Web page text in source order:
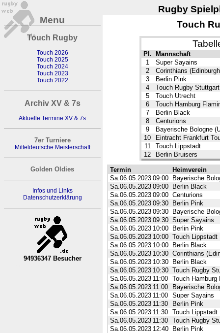
Rugby
Menu
Touch Rugby
Touch 2026
Touch 2025
Touch 2024
Touch 2023
Touch 2022
Archiv XV & 7s
Aktuelle Termine XV & 7s
7er Turniere
Mitteldeutsche Meisterschaft
Golden Oldies
Infos und Links
Datenschutzerklärung
94936347 Besucher
Touch
Pl.
Mannschaft
1
Super Sayains
2
Corinthians
3
Berlin Pink
4
Touch Rugby Stuttgart
5
Touch Utrecht
6
Touch Hamburg
7
Berlin Black
8
Centurions
9
Bayerische Bologne
10
Eintracht Frankfurt
11
Touch Lippstadt
12
Berlin Bruisers
Termin
Heimverein
Sa.06.05.2023 09:00
Bayerische
Sa.06.05.2023 09:00
Berlin Black
Sa.06.05.2023 09:00 Centurions
Sa.06.05.2023 09:30
Berlin Pink
Sa.06.05.2023 09:30
Bayerische
Sa.06.05.2023 09:30 Super Sayains
Sa.06.05.2023 10:00
Berlin Pink
Sa.06.05.2023 10:00 Touch Lippstadt
Sa.06.05.2023 10:00
Berlin Black
Sa.06.05.2023 10:30 Corinthians
Sa.06.05.2023 10:30
Berlin Black
Sa.06.05.2023 10:30 Touch Rugby
Sa.06.05.2023 11:00 Touch Hamburg
Sa.06.05.2023 11:00
Bayerische
Sa.06.05.2023 11:00 Super Sayains
Sa.06.05.2023 11:30
Berlin Pink
Sa.06.05.2023 11:30 Touch Lippstadt
Sa.06.05.2023 11:30 Touch Rugby
Sa.06.05.2023 12:40
Berlin Pink